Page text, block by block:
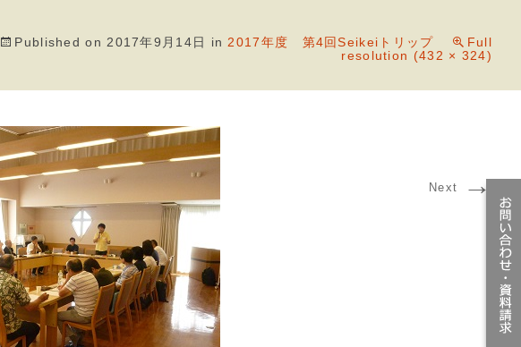
Published on 2017年9月14日 in 2017年度 第4回Seikeiトリップ
Full
resolution (432 × 324)
Next →